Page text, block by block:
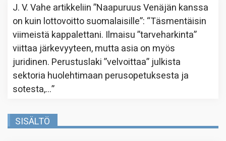
J. V. Vahe artikkeliin”Naapuruus Venäjän kanssa
on kuin lottovoitto suomalaisille”: “Täsmentäisin
viimeistä kappalettani. Ilmaisu ”tarveharkinta”
viittaa järkevyyteen, mutta asia on myös
juridinen. Perustuslaki ”velvoittaa” julkista
sektoria huolehtimaan perusopetuksesta ja
sotesta,…”
SISÄLTÖ